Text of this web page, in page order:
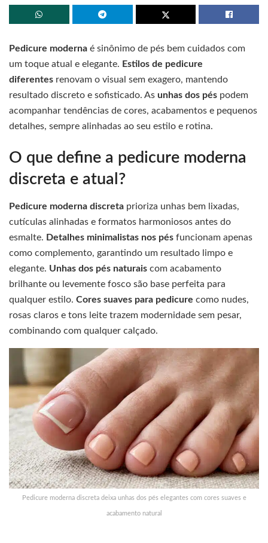
Pedicure moderna é sinônimo de pés bem cuidados com
um toque atual e elegante. Estilos de pedicure
diferentes renovam o visual sem exagero, mantendo
resultado discreto e sofisticado. As unhas dos pés podem
acompanhar tendências de cores, acabamentos e pequenos
detalhes, sempre alinhadas ao seu estilo e rotina.
O que define a pedicure moderna
discreta e atual?
Pedicure moderna discreta prioriza unhas bem lixadas,
cutículas alinhadas e formatos harmoniosos antes do
esmalte. Detalhes minimalistas nos pés funcionam apenas
como complemento, garantindo um resultado limpo e
elegante. Unhas dos pés naturais com acabamento
brilhante ou levemente fosco são base perfeita para
qualquer estilo. Cores suaves para pedicure como nudes,
rosas claros e tons leite trazem modernidade sem pesar,
combinando com qualquer calçado.
Pedicure moderna discreta deixa unhas dos pés elegantes com cores suaves e
acabamento natural